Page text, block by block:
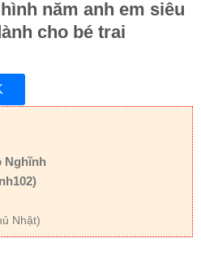
năm anh em siêu
cho bé trai
Nghĩnh
Nhật)